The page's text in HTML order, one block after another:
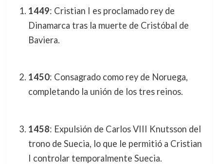
1449: Cristian I es proclamado rey de
Dinamarca tras la muerte de Cristóbal de
Baviera.
1450: Consagrado como rey de Noruega,
completando la unión de los tres reinos.
1458: Expulsión de Carlos VIII Knutsson del
trono de Suecia, lo que le permitió a Cristian
I controlar temporalmente Suecia.